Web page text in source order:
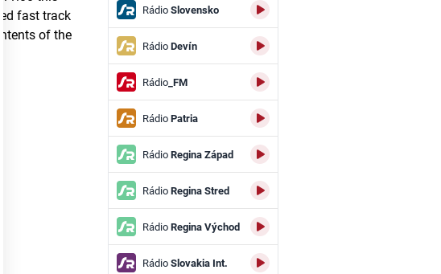
fast track
of the
RádioSlovensko
RádioDevín
Rádio_FM
RádioPatria
RádioRegina Západ
RádioRegina Stred
RádioRegina Východ
RádioSlovakia Int.